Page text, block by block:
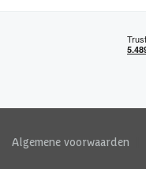
Algemene voorwaarden